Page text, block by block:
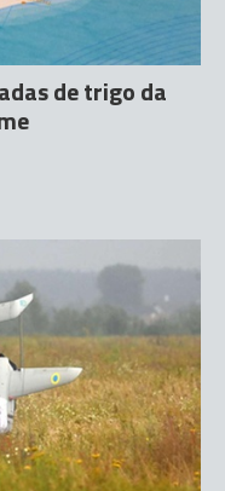
de trigo da